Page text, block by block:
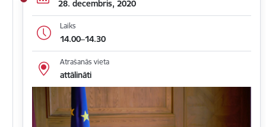
28. decembris, 2020
Laiks
14.00–14.30
Atrašanās vieta
attālināti